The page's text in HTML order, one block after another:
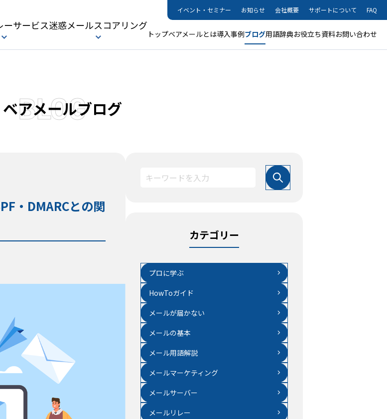
ーサービス迷惑メールスコアリング
トップベアメールとは導入事例ブログ用語辞典お役立ち資料お問い合わせ
イベント・セミナー お知らせ 会社概要 サポートについて FAQ
BLOG
ベアメールブログ
・DMARCとの関
カテゴリー
プロに学ぶ
HowToガイド
メールが届かない
メールの基本
メール用語解説
メールマーケティング
メールサーバー
メールリレー